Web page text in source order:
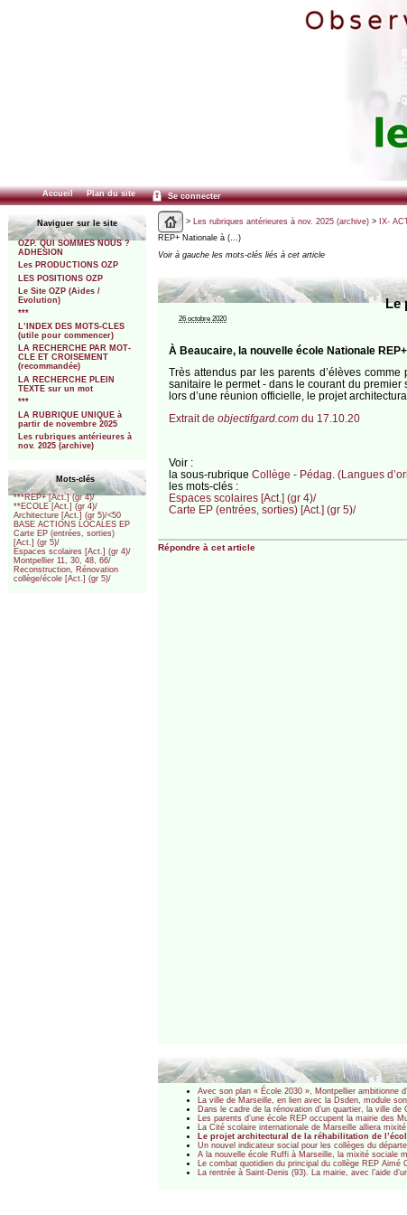
Accueil Plan du site Se connecter
Naviguer sur le site
OZP. QUI SOMMES NOUS ?
ADHESION
Les PRODUCTIONS OZP
LES POSITIONS OZP
Le Site OZP (Aides /
Evolution)
***
L’INDEX DES MOTS-CLES
(utile pour commencer)
LA RECHERCHE PAR MOT-
CLE ET CROISEMENT
(recommandée)
LA RECHERCHE PLEIN
TEXTE sur un mot
***
LA RUBRIQUE UNIQUE à
partir de novembre 2025
Les rubriques antérieures à
nov. 2025 (archive)
Mots-clés
***REP+ [Act.] (gr 4)/
**ECOLE [Act.] (gr 4)/
Architecture [Act.] (gr 5)/<50
BASE ACTIONS LOCALES EP
Carte EP (entrées, sorties)
[Act.] (gr 5)/
Espaces scolaires [Act.] (gr 4)/
Montpellier 11, 30, 48, 66/
Reconstruction, Rénovation
collège/école [Act.] (gr 5)/
> Les rubriques antérieures à nov. 2025 (archive)> IX-
REP+ Nationale à (…)
Voir à gauche les mots-clés liés à cet article
Le
26 octobre 2020
À Beaucaire, la nouvelle école Nationale
Très attendus par les parents d’élèves
sanitaire le permet - dans le courant du
lors d’une réunion officielle, le projet
Extrait de objectifgard.comdu 17.10.20
Voir :
la sous-rubrique Collège - Pédag. (Langues
les mots-clés :
Espaces scolaires [Act.] (gr 4)/
Carte EP (entrées, sorties) [Act.] (gr 5)/
Répondre à cet article
Avec son plan « École 2030 », Montpellier ambitionne
La ville de Marseille, en lien avec la Dsden, module
Dans le cadre de la rénovation d’un quartier, la ville
Les parents d’une école REP occupent la mairie des
La Cité scolaire internationale de Marseille alliera
Le projet architectural de la réhabilitation de
Un nouvel indicateur social pour les collèges du
A la nouvelle école Ruffi à Marseille, la mixité sociale
Le combat quotidien du principal du collège REP
La rentrée à Saint-Denis (93). La mairie, avec l’aide